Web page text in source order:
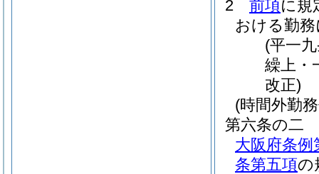
2
前項に規
おける勤
(平一
繰上・
改正)
(時間外勤
第六条の二
大阪府条
条第五項の